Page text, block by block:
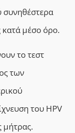
συνηθέστερα
κατά μέσο όρο.
το τεστ
των
του HPV
μήτρας.